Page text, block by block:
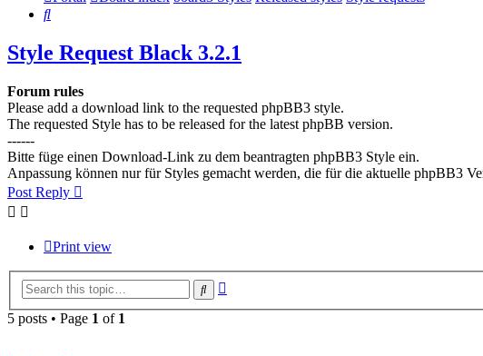
Search
Style Request Black 3.2.1
Forum rules
Please add a download link to the requested phpBB3 style.
The requested Style has to be released for the latest phpBB version.
------
Bitte füge einen Download-Link zu dem beantragten phpBB3 Style ein.
Anpassung können nur für Styles gemacht werden, die für die aktuelle phpBB3
Post Reply
Print view
Search
5 posts • Page 1 of 1